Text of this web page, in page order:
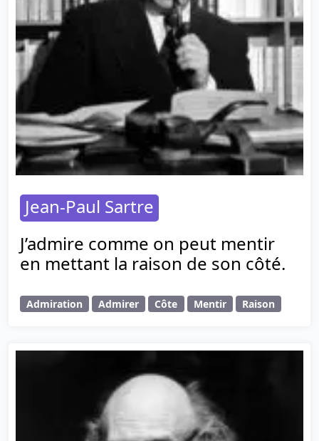
Jean-Paul Sartre
J’admire comme on peut mentir
en mettant la raison de son côté.
Admiration Admirer Côte Mentir Raison